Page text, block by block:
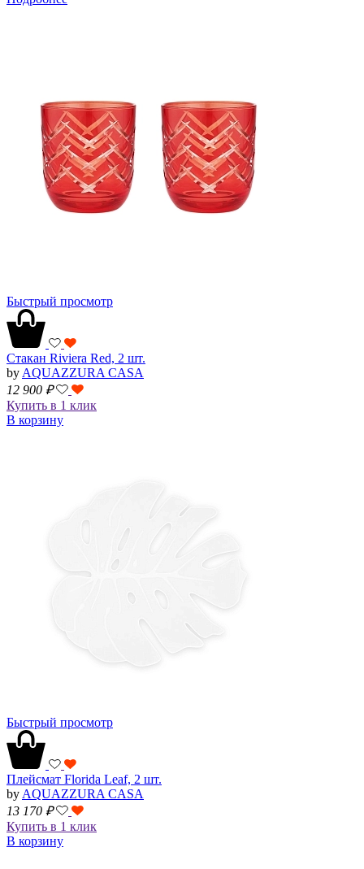
Быстрый просмотр
Стакан Riviera Red, 2 шт.
by AQUAZZURA CASA
12 900 ₽
Купить в 1 клик
В корзину
Быстрый просмотр
Плейсмат Florida Leaf, 2 шт.
by AQUAZZURA CASA
13 170 ₽
Купить в 1 клик
В корзину